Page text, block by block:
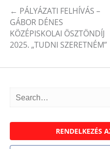
Post navigation
← PÁLYÁZATI FELHÍVÁS –
GÁBOR DÉNES
KÖZÉPISKOLAI ÖSZTÖNDÍJ
2025. „TUDNI SZERETNÉM”
RENDELKEZÉS